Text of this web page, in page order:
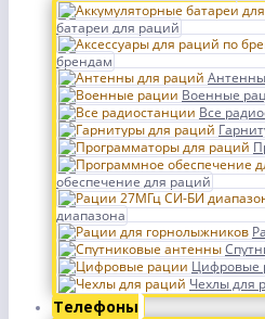
батареи для раций
брендам
Военные
Все
обеспечение для раций
диапазона
Цифровые
Чехлы для
Телефоны